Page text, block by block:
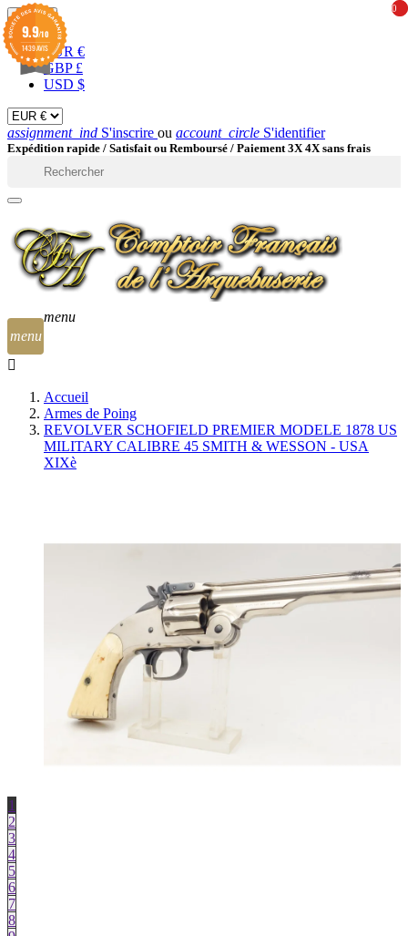
EUR 
EUR €
GBP £
USD $
assignment_ind S'inscrire ou account_circle S'identifier
Expédition rapide / Satisfait ou Remboursé / Paiement 3X 4X sans frais
menu
0
0
menu
Accueil
Armes de Poing
REVOLVER SCHOFIELD PREMIER MODELE 1878 US
MILITARY CALIBRE 45 SMITH & WESSON - USA
XIXè
1
2
3
4
5
6
7
8
9.9/10
1439 AVIS